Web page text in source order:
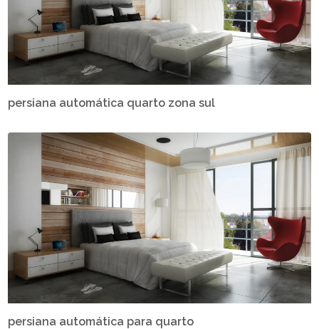
persiana automática quarto zona sul
persiana automática para quarto